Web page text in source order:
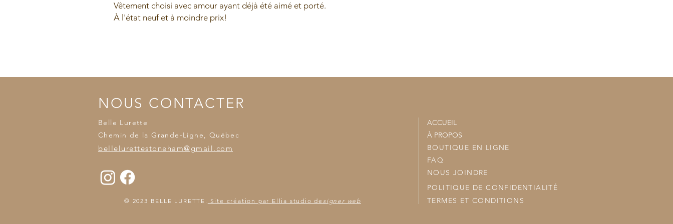
Vêtement choisi avec amour ayant déjà été aimé et porté.
À l'état neuf et à moindre prix!
NOUS CONTACTER
Belle Lurette
Chemin de la Grande-Ligne, Québec
bellelurettestoneham@gmail.com
ACCUEIL
À PROPOS
BOUTIQUE EN LIGNE
FAQ
NOUS JOINDRE
POLITIQUE DE CONFIDENTIALITÉ
© 2023 BELLE LURETTE. Site création par Ellia studio de signer web TERMES ET CONDITIONS